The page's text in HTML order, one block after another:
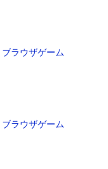
ブラウザゲーム
ブラウザゲーム